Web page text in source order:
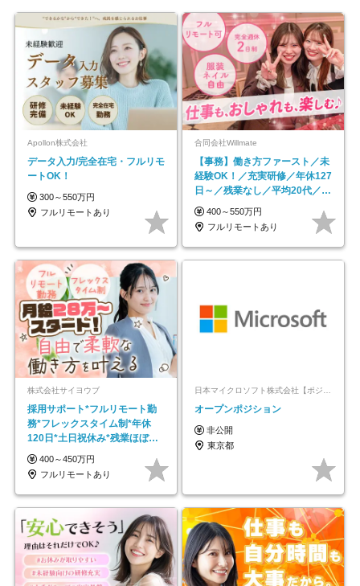
Apollon株式会社
データ入力/完全在宅・フルリモ
ートOK！
300～550万円
フルリモートあり
合同会社Willmate
【事務】働き方ファースト／未
経験OK！／充実研修／年休127
日～／残業なし／平均20代／リ
モートOK
400～550万円
フルリモートあり
株式会社サイヨウブ
採用サポート*フルリモート勤
務*フレックスタイム制*年休
120日*土日祝休み*残業ほぼな
し*育児中社員8割以上
400～450万円
フルリモートあり
日本マイクロソフト株式会社【ポジションマッチ登録】
オープンポジション
非公開
東京都